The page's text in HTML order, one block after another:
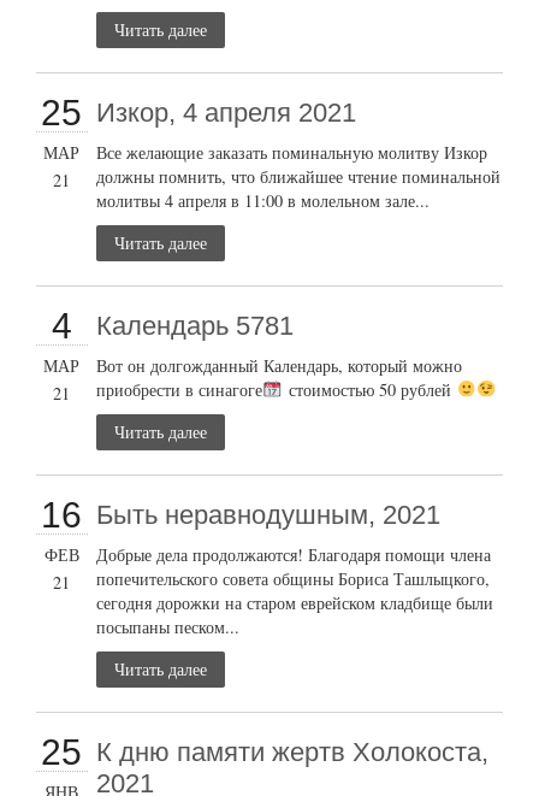
Читать далее
25
МАР
21
Изкор, 4 апреля 2021
Все желающие заказать поминальную молитву Изкор
должны помнить, что ближайшее чтение поминальной
молитвы 4 апреля в 11:00 в молельном зале...
Читать далее
4
МАР
21
Календарь 5781
Вот он долгожданный Календарь, который можно
приобрести в синагоге
стоимостью 50 рублей
Читать далее
16
ФЕВ
21
Быть неравнодушным, 2021
Добрые дела продолжаются! Благодаря помощи члена
попечительского совета общины Бориса Ташлыцкого,
сегодня дорожки на старом еврейском кладбище были
посыпаны песком...
Читать далее
25 К дню памяти жертв Холокоста,
2021